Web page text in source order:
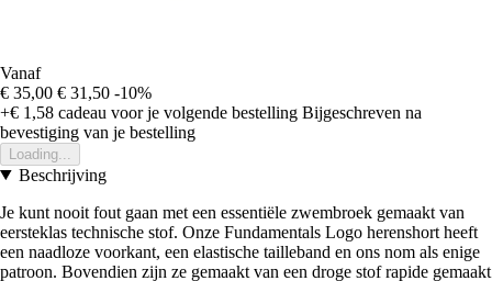
Vanaf
€ 35,00 € 31,50 -10%
+€ 1,58 cadeau voor je volgende bestelling Bijgeschreven na
bevestiging van je bestelling
Loading...
Beschrijving
Je kunt nooit fout gaan met een essentiële zwembroek gemaakt van
eersteklas technische stof. Onze Fundamentals Logo herenshort heeft
een naadloze voorkant, een elastische tailleband en ons nom als enige
patroon. Bovendien zijn ze gemaakt van een droge stof rapide gemaakt